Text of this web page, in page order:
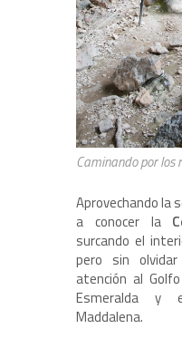
Caminando por los
Aprovechando la
a conocer la
surcando el
pero sin
atención al
Esmeralda y
Maddalena.